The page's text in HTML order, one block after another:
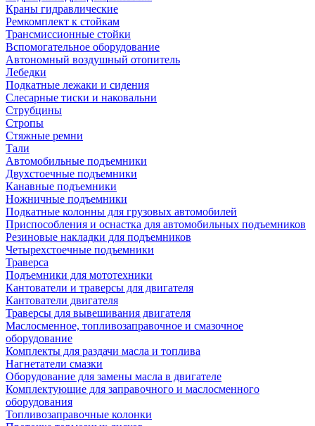
Краны гидравлические
Ремкомплект к стойкам
Трансмиссионные стойки
Вспомогательное оборудование
Автономный воздушный отопитель
Лебедки
Подкатные лежаки и сидения
Слесарные тиски и наковальни
Струбцины
Стропы
Стяжные ремни
Тали
Автомобильные подъемники
Двухстоечные подъемники
Канавные подъемники
Ножничные подъемники
Подкатные колонны для грузовых автомобилей
Приспособления и оснастка для автомобильных подъемников
Резиновые накладки для подъемников
Четырехстоечные подъемники
Траверса
Подъемники для мототехники
Кантователи и траверсы для двигателя
Кантователи двигателя
Траверсы для вывешивания двигателя
Маслосменное, топливозаправочное и смазочное
оборудование
Комплекты для раздачи масла и топлива
Нагнетатели смазки
Оборудование для замены масла в двигателе
Комплектующие для заправочного и маслосменного
оборудования
Топливозаправочные колонки